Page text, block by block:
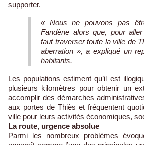
supporter.
« Nous ne pouvons pas
Fandène alors que, pour
faut traverser toute la ville de
aberration », a expliqué un
habitants.
Les populations estiment qu’il est
plusieurs kilomètres pour obtenir un
accomplir des démarches
aux portes de Thiès et fréquentent
ville pour leurs activités économiques,
La route, urgence absolue
Parmi les nombreux problèmes